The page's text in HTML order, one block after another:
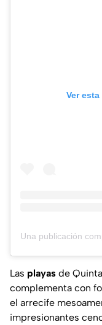
Ver
Las playas de
complementa con
el arrecife
impresionantes